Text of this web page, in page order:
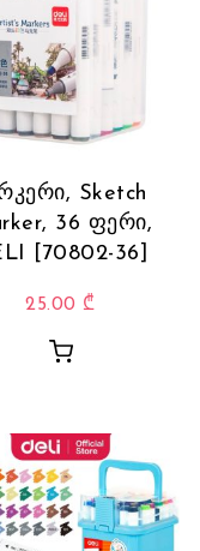
Sketch
36 ფერი,
[70802-36]
25.00 ₾